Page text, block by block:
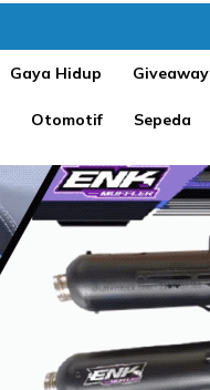
Gaya Hidup Giveaway
Otomotif Sepeda